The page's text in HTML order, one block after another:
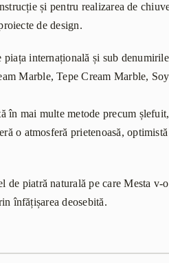
și pentru realizarea de
de design.
piața internațională și sub
Marble, Tepe Cream Marble,
în mai multe metode precum
o atmosferă prietenoasă,
de piatră naturală pe care Mesta
înfățișarea deosebită.